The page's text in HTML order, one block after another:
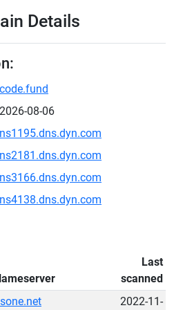
Details
code.fund
2026-08-06
ns1195.dns.dyn.com
ns2181.dns.dyn.com
ns3166.dns.dyn.com
ns4138.dns.dyn.com
Last
scanned
2022-11-